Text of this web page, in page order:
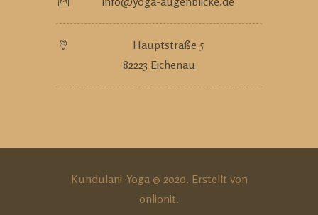
Hauptstraße 5
82223 Eichenau
Kundulani-Yoga © 2020. Erstellt von
onlionit.